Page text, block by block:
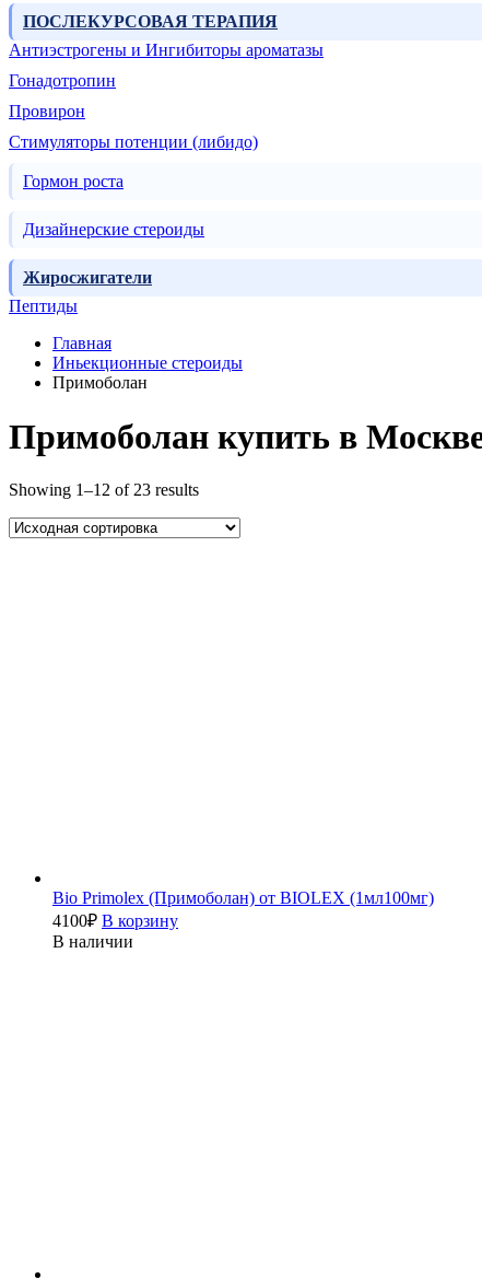
ПОСЛЕКУРСОВАЯ ТЕРАПИЯ
Антиэстрогены и Ингибиторы ароматазы
Гонадотропин
Провирон
Стимуляторы потенции (либидо)
Гормон роста
Дизайнерские стероиды
Жиросжигатели
Пептиды
Главная
Иньекционные стероиды
Примоболан
Примоболан купить в
Showing 1–12 of 23 results
Bio Primolex (Примоболан) от BIOLEX (1мл100мг)
4100₽ В корзину
В наличии